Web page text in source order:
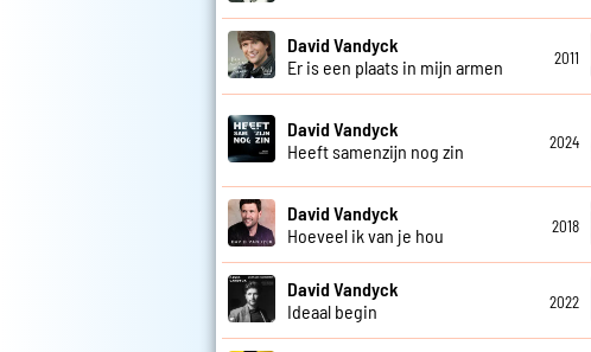
David Vandyck
Er is een plaats in mijn armen
2011
David Vandyck
Heeft samenzijn nog zin
2024
David Vandyck
Hoeveel ik van je hou
2018
David Vandyck
Ideaal begin
2022